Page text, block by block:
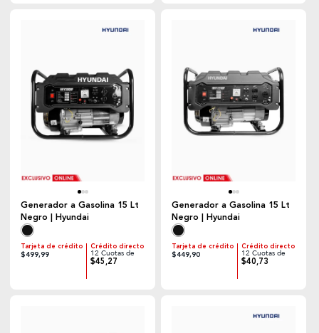
Generador a Gasolina 15 Lt
Negro | Hyundai
Tarjeta de crédito
$499,99
Crédito directo
12 Cuotas de
$45,27
Generador a Gasolina 15 Lt
Negro | Hyundai
Tarjeta de crédito
$449,90
Crédito directo
12 Cuotas de
$40,73